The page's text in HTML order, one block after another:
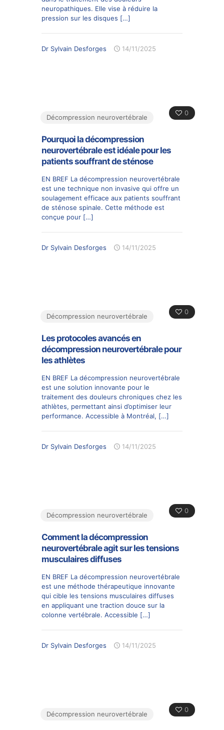
neuropathiques. Elle vise à réduire la
pression sur les disques […]
Dr Sylvain Desforges 14/11/2025
0
Décompression neurovertébrale
Pourquoi la décompression
neurovertébrale est idéale pour les
patients souffrant de sténose
EN BREF La décompression neurovertébrale
est une technique non invasive qui offre un
soulagement efficace aux patients souffrant
de sténose spinale. Cette méthode est
conçue pour […]
Dr Sylvain Desforges 14/11/2025
0
Décompression neurovertébrale
Les protocoles avancés en
décompression neurovertébrale pour
les athlètes
EN BREF La décompression neurovertébrale
est une solution innovante pour le
traitement des douleurs chroniques chez les
athlètes, permettant ainsi d’optimiser leur
performance. Accessible à Montréal, […]
Dr Sylvain Desforges 14/11/2025
0
Décompression neurovertébrale
Comment la décompression
neurovertébrale agit sur les tensions
musculaires diffuses
EN BREF La décompression neurovertébrale
est une méthode thérapeutique innovante
qui cible les tensions musculaires diffuses
en appliquant une traction douce sur la
colonne vertébrale. Accessible […]
Dr Sylvain Desforges 14/11/2025
0
Décompression neurovertébrale